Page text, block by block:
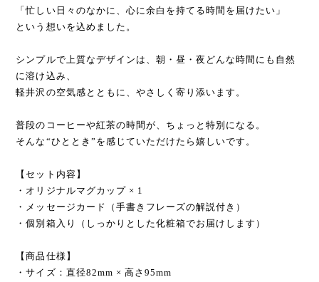
「忙しい日々のなかに、心に余白を持てる時間を届けたい」
という想いを込めました。
シンプルで上質なデザインは、朝・昼・夜どんな時間にも自然
に溶け込み、
軽井沢の空気感とともに、やさしく寄り添います。
普段のコーヒーや紅茶の時間が、ちょっと特別になる。
そんな“ひととき”を感じていただけたら嬉しいです。
【セット内容】
・オリジナルマグカップ × 1
・メッセージカード（手書きフレーズの解説付き）
・個別箱入り（しっかりとした化粧箱でお届けします）
【商品仕様】
・サイズ：直径82mm × 高さ95mm